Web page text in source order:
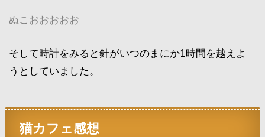
ぬこおおおおお
そして時計をみると針がいつのまにか1時間を越えよ
うとしていました。
猫カフェ感想